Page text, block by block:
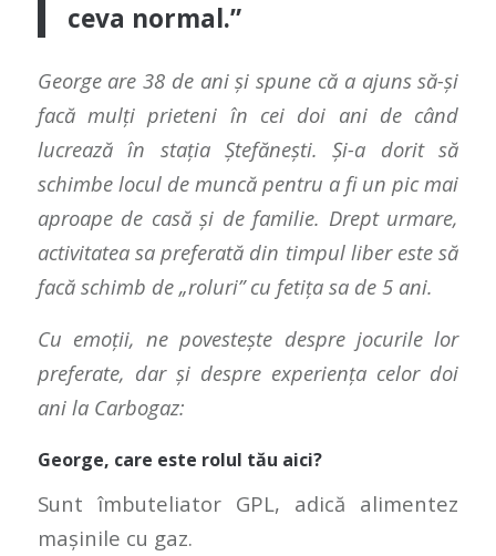
ceva normal.”
George are 38 de ani și spune că a ajuns să-și
facă mulți prieteni în cei doi ani de când
lucrează în stația Ștefănești. Și-a dorit să
schimbe locul de muncă pentru a fi un pic mai
aproape de casă și de familie. Drept urmare,
activitatea sa preferată din timpul liber este să
facă schimb de „roluri” cu fetița sa de 5 ani.
Cu emoții, ne povestește despre jocurile lor
preferate, dar și despre experiența celor doi
ani la Carbogaz:
George, care este rolul tău aici?
Sunt îmbuteliator GPL, adică alimentez
mașinile cu gaz.